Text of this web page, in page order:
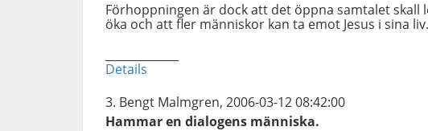
Förhoppningen är dock att det öppna samtalet
öka och att fler människor kan ta emot Jesus i sina liv.
Details
Bengt Malmgren, 2006-03-12 08:42:00
Hammar en dialogens människa.